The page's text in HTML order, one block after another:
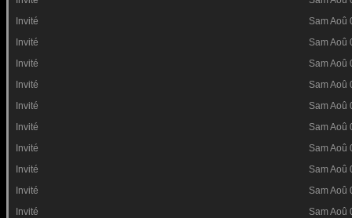
Invité
Sam Aoû
Invité
Sam Aoû
Invité
Sam Aoû
Invité
Sam Aoû
Invité
Sam Aoû
Invité
Sam Aoû
Invité
Sam Aoû
Invité
Sam Aoû
Invité
Sam Aoû
Invité
Sam Aoû